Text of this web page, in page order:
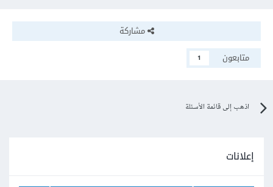
مشاركة
متابعون
1
اذهب إلى قائمة الأسئلة
إعلانات